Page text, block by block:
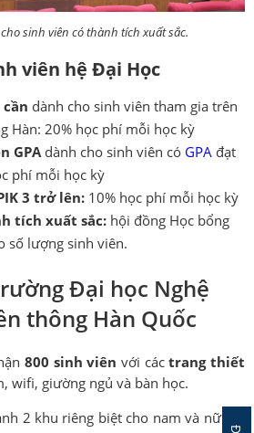
sinh viên có thành tích xuất sắc.
viên hệ Đại Học
cần dành cho sinh viên tham gia trên
Hàn: 20% học phí mỗi học kỳ
GPA dành cho sinh viên có GPA đạt
phí mỗi học kỳ
3 trở lên: 10% học phí mỗi học kỳ
tích xuất sắc: hội đồng Học bổng
số lượng sinh viên.
Đại học Nghệ
thông Hàn Quốc
800 sinh viên với cáctrang thiết
wifi, giường ngủ và bàn học.
2 khu riêng biệt cho nam và nữ. Có